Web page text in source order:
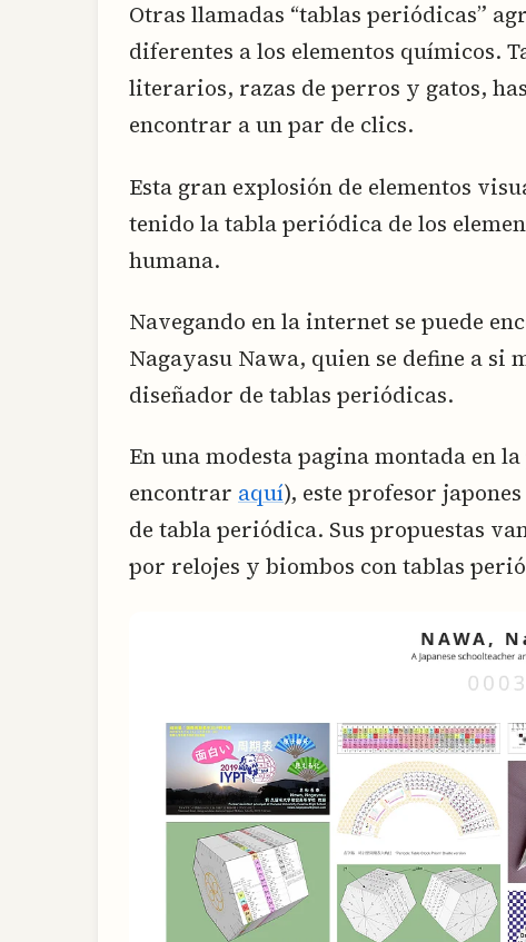
Otras llamadas “tablas periódicas”
diferentes a los elementos químicos.
literarios, razas de perros y gatos,
encontrar a un par de clics.
Esta gran explosión de elementos
tenido la tabla periódica de los
humana.
Navegando en la internet se puede
Nagayasu Nawa, quien se define a si
diseñador de tablas periódicas.
En una modesta pagina montada en
encontrar aquí), este profesor
de tabla periódica. Sus propuestas
por relojes y biombos con tablas